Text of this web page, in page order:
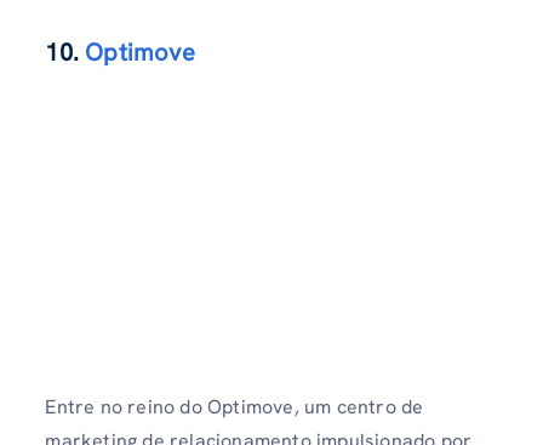
10. Optimove
Entre no reino do Optimove, um centro de